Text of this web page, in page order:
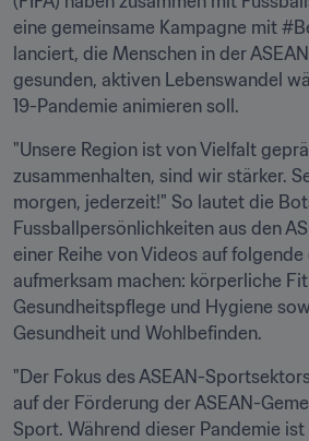
eine gemeinsame Kampagne mit
lanciert, die Menschen in der
gesunden, aktiven Lebenswandel
19-Pandemie animieren soll.
"Unsere Region ist von Vielfalt
zusammenhalten, sind wir stärker.
morgen, jederzeit!" So lautet die
Fussballpersönlichkeiten aus den
einer Reihe von Videos auf
aufmerksam machen: körperliche
Gesundheitspflege und Hygiene
Gesundheit und Wohlbefinden.
"Der Fokus des ASEAN-
auf der Förderung der ASEAN-
Sport. Während dieser Pandemie